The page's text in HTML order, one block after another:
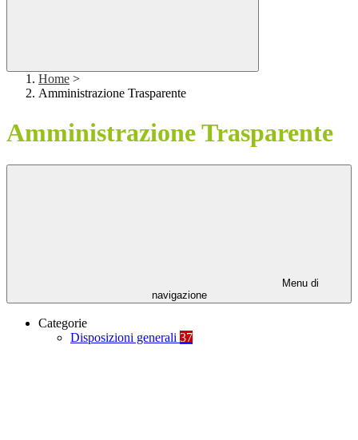
Home >
Amministrazione Trasparente
Amministrazione Trasparente
Menu di
navigazione
Categorie
Disposizioni generali 37